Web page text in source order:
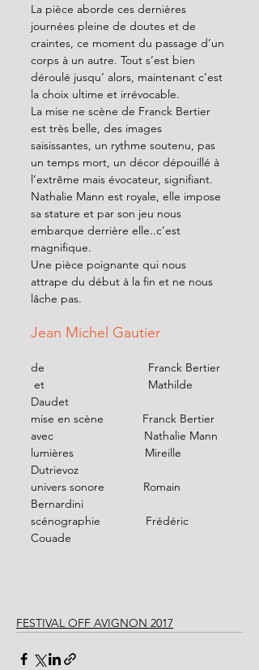
La pièce aborde ces dernières
journées pleine de doutes et de
craintes, ce moment du passage d’un
corps à un autre. Tout s’est bien
déroulé jusqu’ alors, maintenant c’est
la choix ultime et irrévocable.
La mise ne scène de Franck Bertier
est très belle, des images
saisissantes, un rythme soutenu, pas
un temps mort, un décor dépouillé à
l’extrême mais évocateur, signifiant.
Nathalie Mann est royale, elle impose
sa stature et par son jeu nous
embarque derrière elle..c’est
magnifique.
Une pièce poignante qui nous
attrape du début à la fin et ne nous
lâche pas.
Jean Michel Gautier
de                                Franck Bertier
Daudet
mise en scène            Franck Bertier
avec                            Nathalie Mann
lumières                      Mireille
Dutrievoz
univers sonore            Romain
Bernardini
scénographie              Frédéric
Couade
FESTIVAL OFF AVIGNON 2017